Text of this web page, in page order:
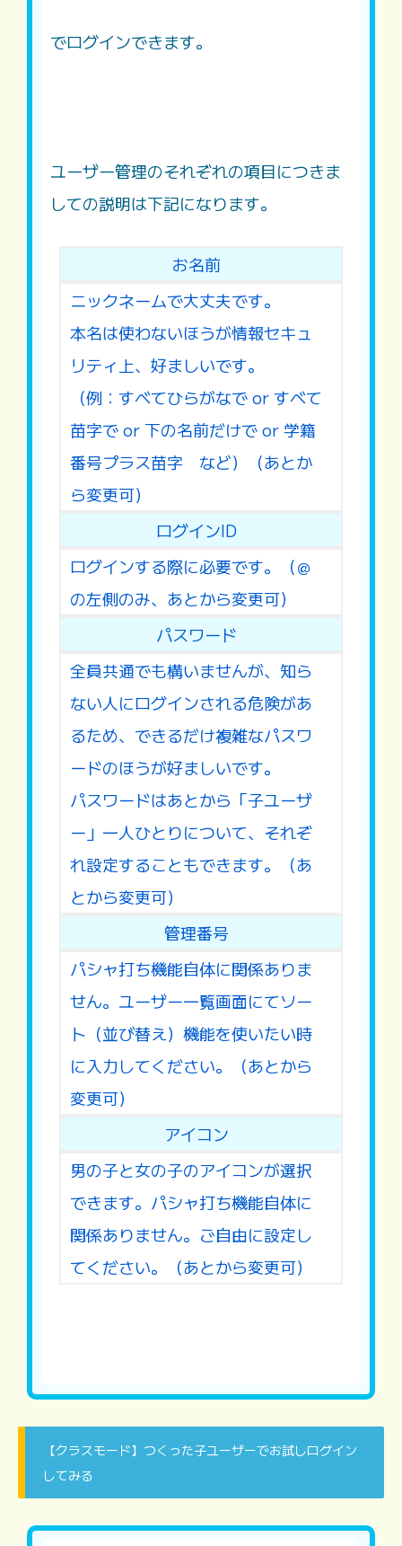
でログインできます。
ユーザー管理のそれぞれの項目につきま
しての説明は下記になります。
お名前
ニックネームで大丈夫です。
本名は使わないほうが情報セキュ
リティ上、好ましいです。
（例：すべてひらがなで or すべて
苗字で or 下の名前だけで or 学籍
番号プラス苗字 など）（あとか
ら変更可）
ログインID
ログインする際に必要です。（＠
の左側のみ、あとから変更可）
パスワード
全員共通でも構いませんが、知ら
ない人にログインされる危険があ
るため、できるだけ複雑なパスワ
ードのほうが好ましいです。
パスワードはあとから「子ユーザ
ー」一人ひとりについて、それぞ
れ設定することもできます。（あ
とから変更可）
管理番号
パシャ打ち機能自体に関係ありま
せん。ユーザー一覧画面にてソー
ト（並び替え）機能を使いたい時
に入力してください。（あとから
変更可）
アイコン
男の子と女の子のアイコンが選択
できます。パシャ打ち機能自体に
関係ありません。ご自由に設定し
てください。（あとから変更可）
【クラスモード】つくった子ユーザーでお試しログイン
してみる